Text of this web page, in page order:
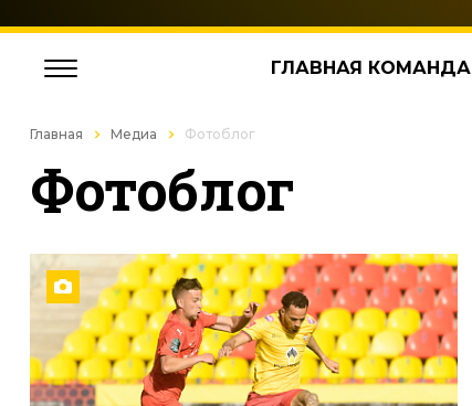
ГЛАВНАЯ КОМАНДА
Главная Медиа Фотоблог
Фотоблог